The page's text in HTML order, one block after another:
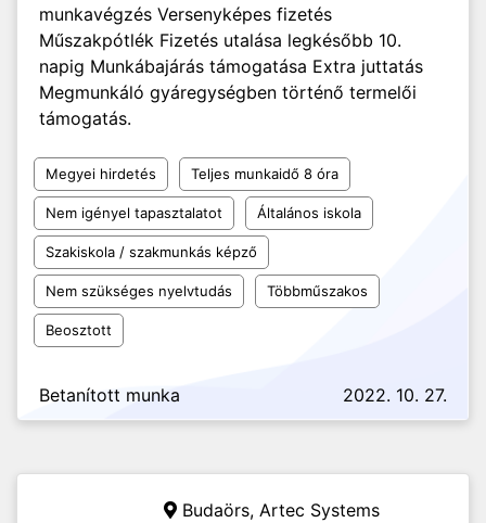
munkavégzés Versenyképes fizetés
Műszakpótlék Fizetés utalása legkésőbb 10.
napig Munkábajárás támogatása Extra juttatás
Megmunkáló gyáregységben történő termelői
támogatás.
Megyei hirdetés Teljes munkaidő 8 óra
Nem igényel tapasztalatot Általános iskola
Szakiskola / szakmunkás képző
Nem szükséges nyelvtudás Többműszakos
Beosztott
Betanított munka 2022. 10. 27.
Budaörs, Artec Systems